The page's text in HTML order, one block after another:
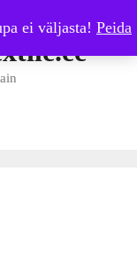
ei väljasta! Peida